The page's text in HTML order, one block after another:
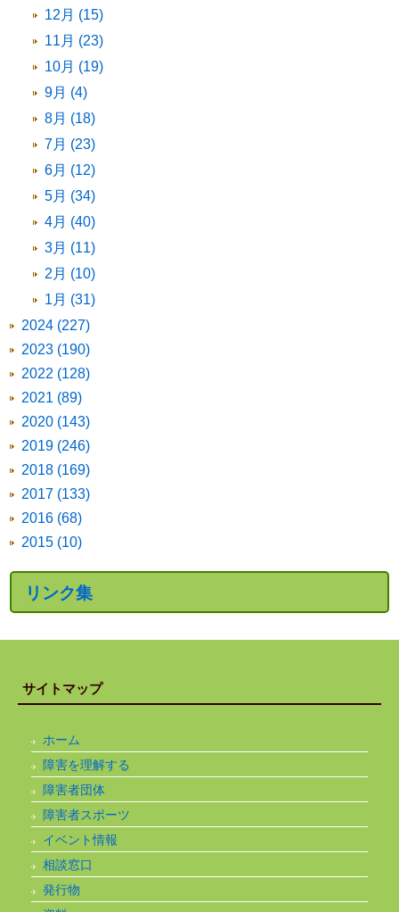
12月 (15)
11月 (23)
10月 (19)
9月 (4)
8月 (18)
7月 (23)
6月 (12)
5月 (34)
4月 (40)
3月 (11)
2月 (10)
1月 (31)
2024 (227)
2023 (190)
2022 (128)
2021 (89)
2020 (143)
2019 (246)
2018 (169)
2017 (133)
2016 (68)
2015 (10)
リンク集
サイトマップ
ホーム
障害を理解する
障害者団体
障害者スポーツ
イベント情報
相談窓口
発行物